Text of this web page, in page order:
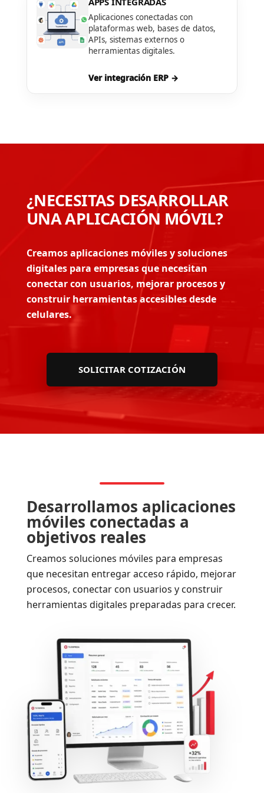
Aplicaciones conectadas con
plataformas web, bases de datos,
APIs, sistemas externos o
herramientas digitales.
Ver integración ERP →
¿NECESITAS DESARROLLAR
UNA APLICACIÓN MÓVIL?
Creamos aplicaciones móviles y soluciones
digitales para empresas que necesitan
conectar con usuarios, mejorar procesos y
construir herramientas accesibles desde
celulares.
SOLICITAR COTIZACIÓN
Desarrollamos aplicaciones
móviles conectadas a
objetivos reales
Creamos soluciones móviles para empresas
que necesitan entregar acceso rápido, mejorar
procesos, conectar con usuarios y construir
herramientas digitales preparadas para crecer.